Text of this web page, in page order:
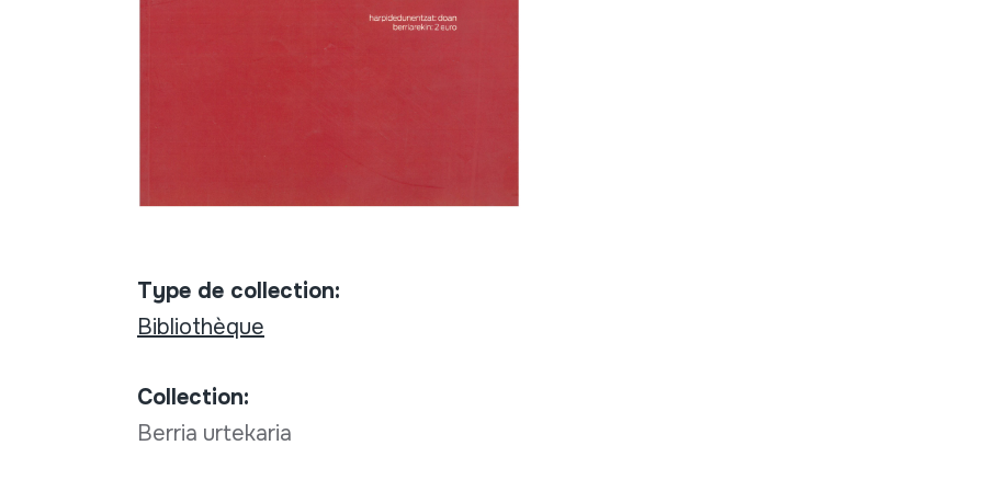
Type de collection:
Bibliothèque
Collection:
Berria urtekaria